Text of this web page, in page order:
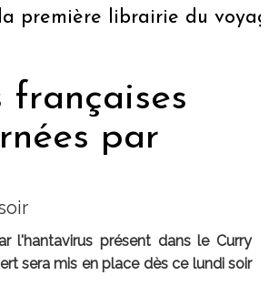
librairie du voyage
françaises
par
l'hantavirus présent dans le Curry
sera mis en place dès ce lundi soir